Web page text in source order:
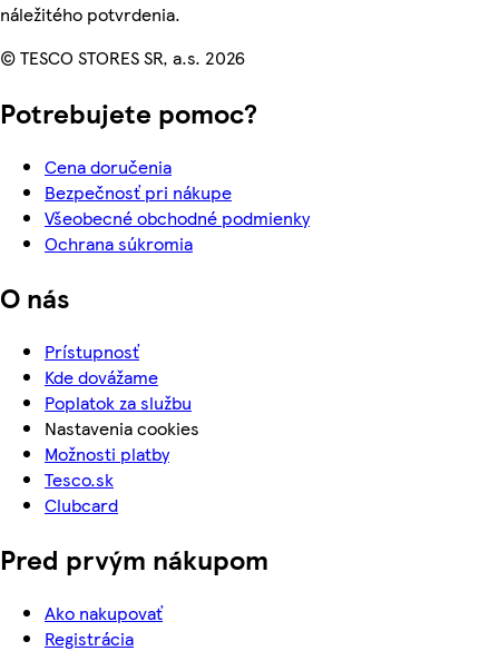
náležitého potvrdenia.
© TESCO STORES SR, a.s. 2026
Potrebujete pomoc?
Cena doručenia
Bezpečnosť pri nákupe
Všeobecné obchodné podmienky
Ochrana súkromia
O nás
Prístupnosť
Kde dovážame
Poplatok za službu
Nastavenia cookies
Možnosti platby
Tesco.sk
Clubcard
Pred prvým nákupom
Ako nakupovať
Registrácia